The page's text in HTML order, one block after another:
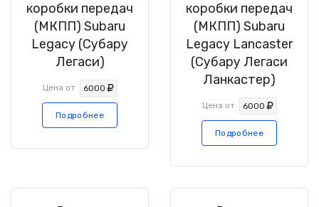
коробки передач
(МКПП) Subaru
Legacy (Субару
Легаси)
Цена от 6000
Подробнее
коробки передач
(МКПП) Subaru
Legacy Lancaster
(Субару Легаси
Ланкастер)
Цена от 6000
Подробнее